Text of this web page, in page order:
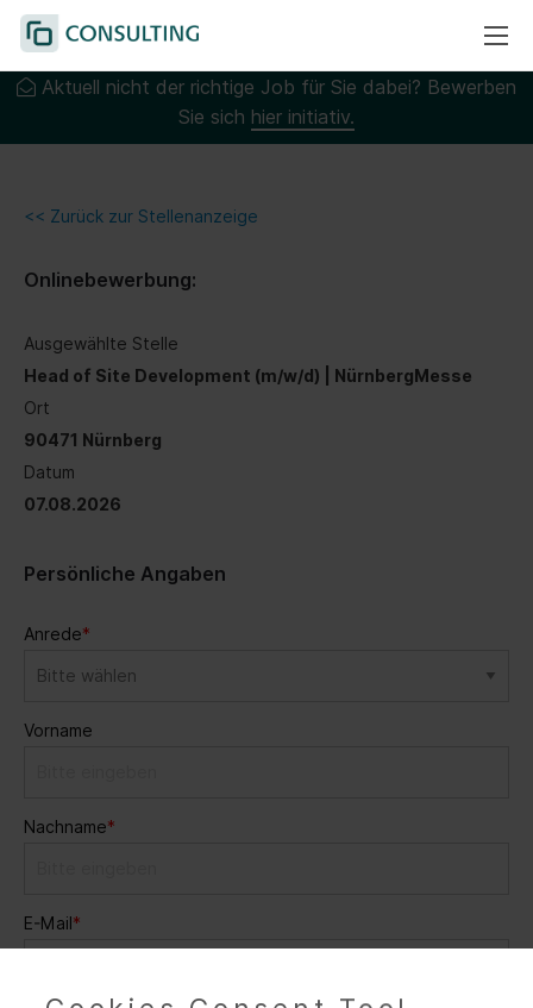
Aktuell nicht der richtige Job für Sie dabei? Bewerben
Sie sich hier initiativ.
<< Zurück zur Stellenanzeige
Onlinebewerbung:
Ausgewählte Stelle
Head of Site Development (m/w/d) | NürnbergMesse
Ort
90471 Nürnberg
Datum
07.08.2026
Persönliche Angaben
Anrede*
Vorname
Nachname*
E-Mail*